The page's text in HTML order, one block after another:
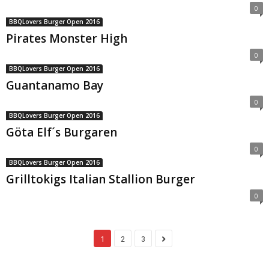
0
BBQLovers Burger Open 2016
Pirates Monster High
0
BBQLovers Burger Open 2016
Guantanamo Bay
0
BBQLovers Burger Open 2016
Göta Elf´s Burgaren
0
BBQLovers Burger Open 2016
Grilltokigs Italian Stallion Burger
0
1 2 3